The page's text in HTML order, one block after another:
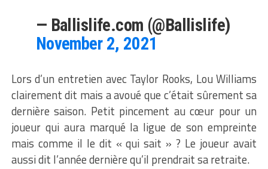
— Ballislife.com (@Ballislife)
November 2, 2021
Lors d’un entretien avec Taylor Rooks, Lou Williams
clairement dit mais a avoué que c’était sûrement sa
dernière saison. Petit pincement au cœur pour un
joueur qui aura marqué la ligue de son empreinte
mais comme il le dit « qui sait » ? Le joueur avait
aussi dit l’année dernière qu’il prendrait sa retraite.